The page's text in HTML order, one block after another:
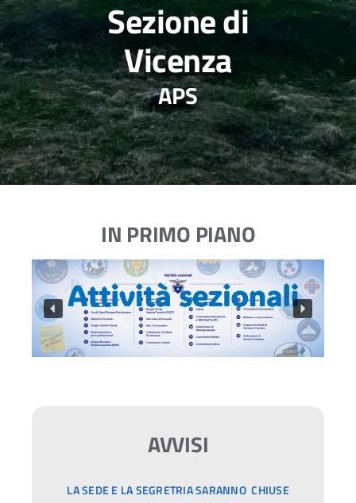
Sezione di
Vicenza
APS
IN PRIMO PIANO
AVVISI
LA SEDE E LA SEGRETRIA SARANNO CHIUSE